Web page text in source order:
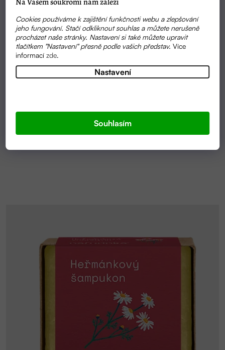
Cookies používáme k zajištění funkčnosti webu a zlepšování
jeho fungování. Stačí odkliknout souhlas a můžete nerušeně
procházet naše stránky. Nastavení si také můžete upravit
tlačítkem "Nastavení" přesně podle vašich představ.Více
informacízde.
Nastavení
Souhlasím
ALMARA SOAP
Průměrné
5,0
5
239 KČ